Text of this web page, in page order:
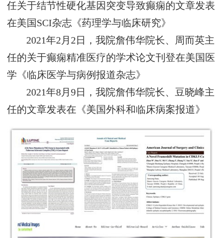
任关于结节性硬化基因突变导致癫痫的文章发表
在美国SCI杂志《药理学与临床研究》
2021年2月2日，我院詹伟华院长、周而英主
任的关于癫痫精准医疗的学术论文刊登在美国医
学《临床医学与病例报道杂志》
2021年8月9日，我院詹伟华院长、豆晓峰主
任的文章发表在《美国外科和临床病案报道》